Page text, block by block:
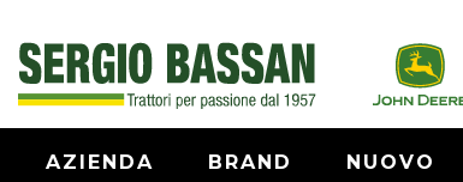
AZIENDA BRAND NUOVO